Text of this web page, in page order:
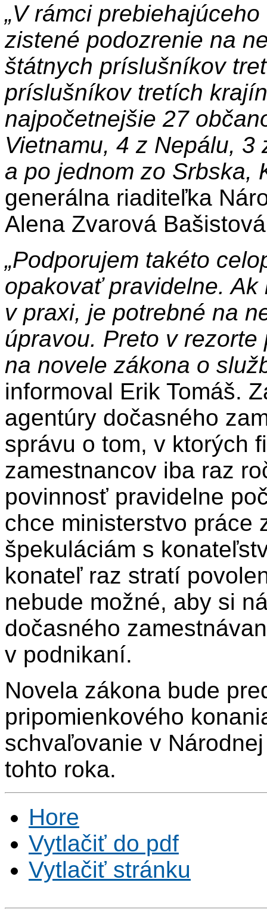
„V rámci
zistené podozrenie na
štátnych príslušníkov
príslušníkov tretích
najpočetnejšie 27
Vietnamu, 4 z Nepálu,
a po jednom zo Srbska,
generálna riaditeľka
Alena Zvarová
„Podporujem takéto
opakovať pravidelne.
v praxi, je potrebné na
úpravou. Preto v
na novele zákona o
informoval Erik Tomáš.
agentúry dočasného
správu o tom, v ktorých
zamestnancov iba raz
povinnosť pravidelne
chce ministerstvo práce
špekuláciám s
konateľ raz stratí
nebude možné, aby si
dočasného
v podnikaní.
Novela zákona bude
pripomienkového
schvaľovanie v
tohto roka.
Hore
Vytlačiť do pdf
Vytlačiť stránku